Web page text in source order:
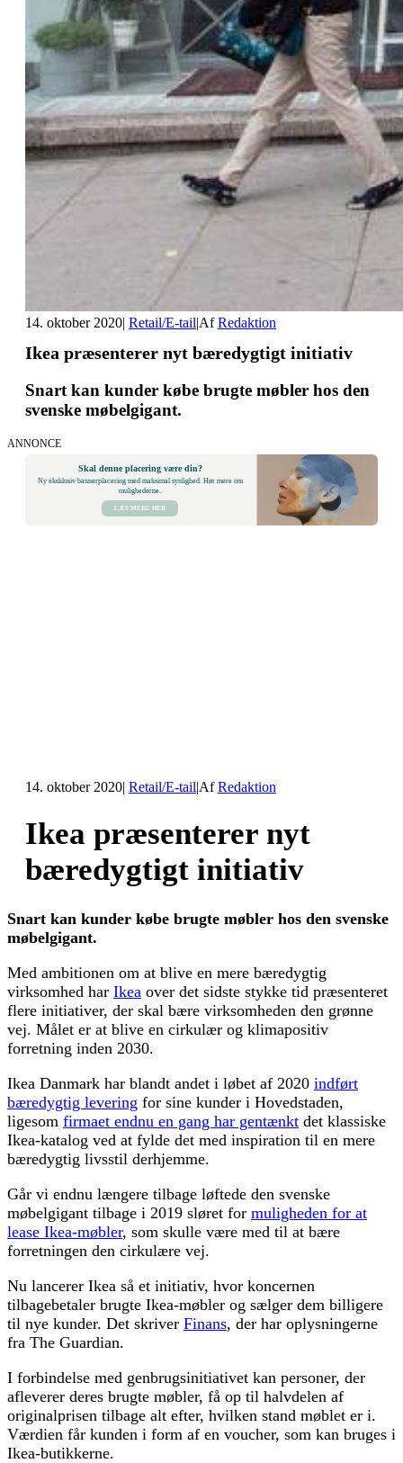
14. oktober 2020| Retail/E-tail|AfRedaktion
Ikea præsenterer nyt bæredygtigt initiativ
Snart kan kunder købe brugte møbler hos den
svenske møbelgigant.
ANNONCE
Skal denne placering være din?
Ny eksklusiv bannerplacering med maksimal synlighed. Hør mere om
mulighederne.
LÆS MERE HER
14. oktober 2020| Retail/E-tail|AfRedaktion
Ikea præsenterer nyt
bæredygtigt initiativ
Snart kan kunder købe brugte møbler hos den svenske
møbelgigant.
Med ambitionen om at blive en mere bæredygtig
virksomhed har Ikea over det sidste stykke tid præsenteret
flere initiativer, der skal bære virksomheden den grønne
vej. Målet er at blive en cirkulær og klimapositiv
forretning inden 2030.
Ikea Danmark har blandt andet i løbet af 2020 indført
bæredygtig levering for sine kunder i Hovedstaden,
ligesom firmaet endnu en gang har gentænkt det klassiske
Ikea-katalog ved at fylde det med inspiration til en mere
bæredygtig livsstil derhjemme.
Går vi endnu længere tilbage løftede den svenske
møbelgigant tilbage i 2019 sløret for muligheden for at
lease Ikea-møbler, som skulle være med til at bære
forretningen den cirkulære vej.
Nu lancerer Ikea så et initiativ, hvor koncernen
tilbagebetaler brugte Ikea-møbler og sælger dem billigere
til nye kunder. Det skriver Finans, der har oplysningerne
fra The Guardian.
I forbindelse med genbrugsinitiativet kan personer, der
afleverer deres brugte møbler, få op til halvdelen af
originalprisen tilbage alt efter, hvilken stand møblet er i.
Værdien får kunden i form af en voucher, som kan bruges i
Ikea-butikkerne.